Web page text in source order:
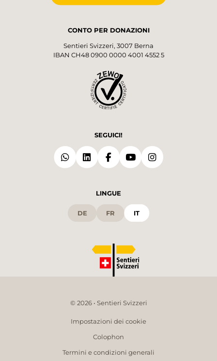
CONTO PER DONAZIONI
Sentieri Svizzeri, 3007 Berna
IBAN CH48 0900 0000 4001 4552 5
SEGUICI!
LINGUE
DE FR IT
© 2026 • Sentieri Svizzeri
Impostazioni dei cookie
Colophon
Termini e condizioni generali